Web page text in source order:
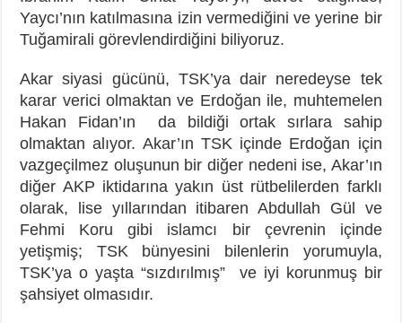
Yaycı’nın katılmasına izin vermediğini ve yerine bir
Tuğamirali görevlendirdiğini biliyoruz.
Akar siyasi gücünü, TSK’ya dair neredeyse tek
karar verici olmaktan ve Erdoğan ile, muhtemelen
Hakan Fidan’ın da bildiği ortak sırlara sahip
olmaktan alıyor. Akar’ın TSK içinde Erdoğan için
vazgeçilmez oluşunun bir diğer nedeni ise, Akar’ın
diğer AKP iktidarına yakın üst rütbelilerden farklı
olarak, lise yıllarından itibaren Abdullah Gül ve
Fehmi Koru gibi islamcı bir çevrenin içinde
yetişmiş; TSK bünyesini bilenlerin yorumuyla,
TSK’ya o yaşta “sızdırılmış” ve iyi korunmuş bir
şahsiyet olmasıdır.